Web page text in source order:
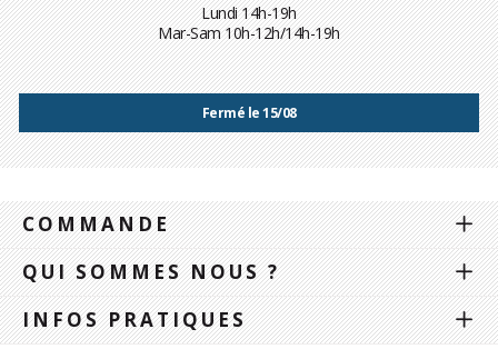
Lundi 14h-19h
Mar-Sam 10h-12h/14h-19h
Fermé le 15/08
COMMANDE
QUI SOMMES NOUS ?
INFOS PRATIQUES